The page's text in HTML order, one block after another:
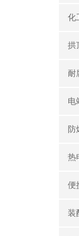
化
拱
耐
电
防
热
便
装